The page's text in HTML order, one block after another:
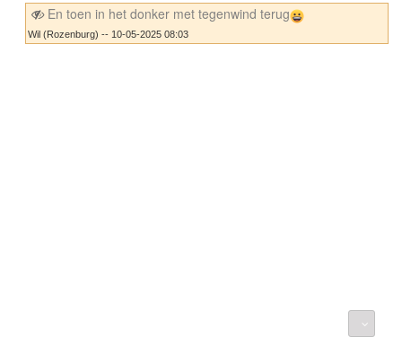
En toen in het donker met tegenwind terug
Wil (Rozenburg) -- 10-05-2025 08:03